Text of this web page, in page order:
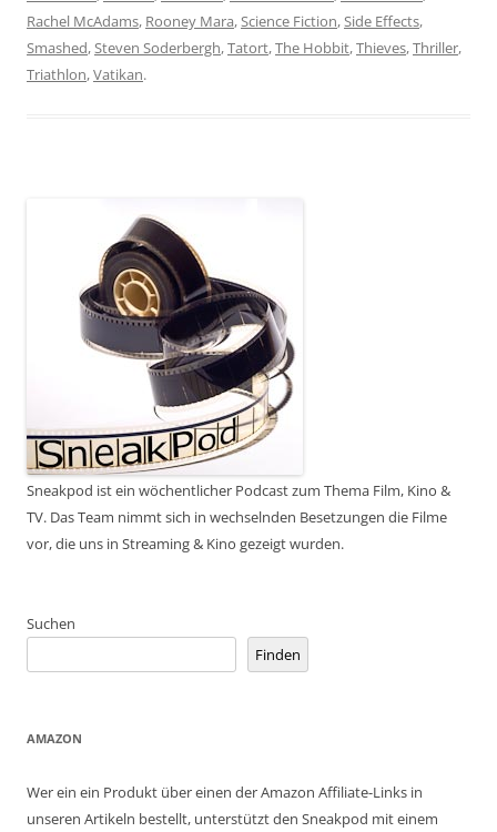
Rachel McAdams, Rooney Mara,Science Fiction,Side Effects,
Smashed,Steven Soderbergh,Tatort,The Hobbit,Thieves,Thriller,
Triathlon,Vatikan.
Sneakpod ist ein wöchentlicher Podcast zum Thema Film, Kino &
TV. Das Team nimmt sich in wechselnden Besetzungen die Filme
vor, die uns in Streaming & Kino gezeigt wurden.
Suchen
Finden
AMAZON
Wer ein ein Produkt über einen der Amazon Affiliate-Links in
unseren Artikeln bestellt, unterstützt den Sneakpod mit einem